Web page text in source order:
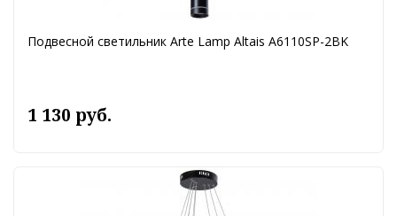
Подвесной светильник Arte Lamp Altais A6110SP-2BK
1 130 руб.